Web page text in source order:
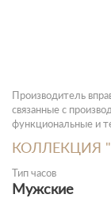
Производитель
связанные с
функциональные и
КОЛЛЕКЦИЯ
Тип часов
Мужские